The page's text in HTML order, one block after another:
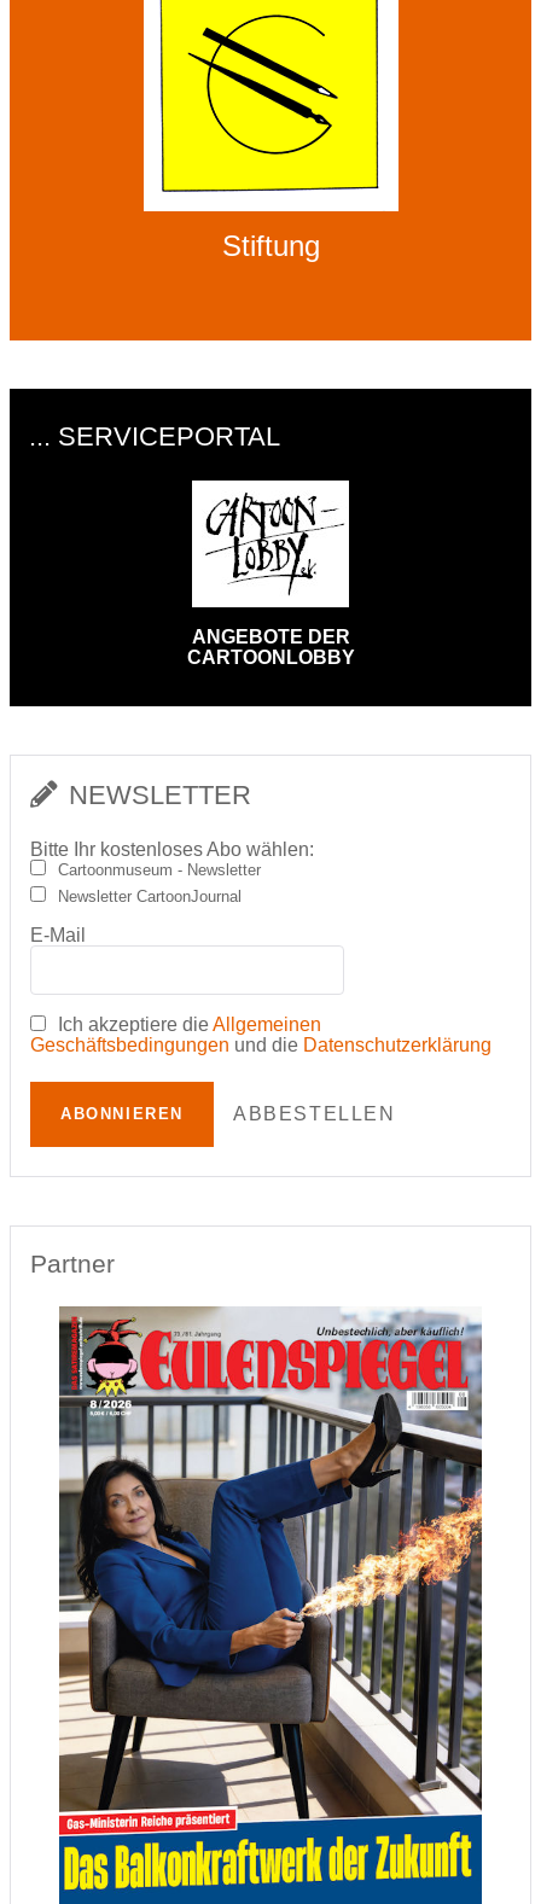
Stiftung
... SERVICEPORTAL
ANGEBOTE DER
CARTOONLOBBY
NEWSLETTER
Bitte Ihr kostenloses Abo wählen:
Cartoonmuseum - Newsletter
Newsletter CartoonJournal
E-Mail
Ich akzeptiere dieAllgemeinen
Geschäftsbedingungen und die Datenschutzerklärung
ABONNIEREN ABBESTELLEN
Partner